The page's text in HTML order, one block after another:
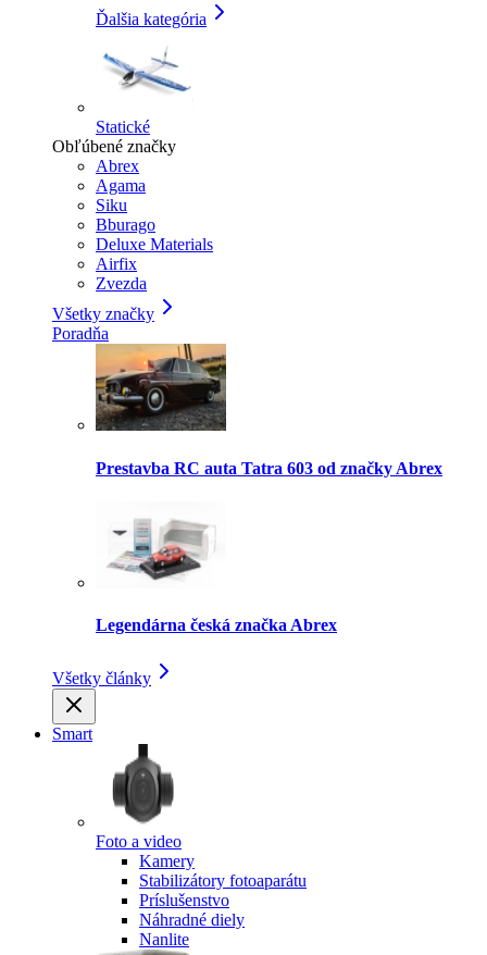
Ďalšia kategória
Statické
Obľúbené značky
Abrex
Agama
Siku
Bburago
Deluxe Materials
Airfix
Zvezda
Všetky značky
Poradňa
Prestavba RC auta Tatra 603 od značky Abrex
Legendárna česká značka Abrex
Všetky články
Smart
Foto a video
Kamery
Stabilizátory fotoaparátu
Príslušenstvo
Náhradné diely
Nanlite